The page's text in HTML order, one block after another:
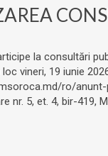
la consultări
vineri, 19 iunie
ro/
nr. 5, et. 4, bir-